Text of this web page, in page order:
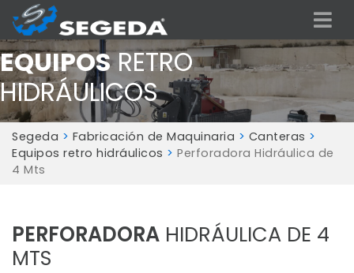
EQUIPOSRETRO
HIDRÁULICOS
Segeda > Fabricación de Maquinaria > Canteras >
Equipos retro hidráulicos > Perforadora Hidráulica de
4 Mts
PERFORADORA HIDRÁULICA DE 4
MTS